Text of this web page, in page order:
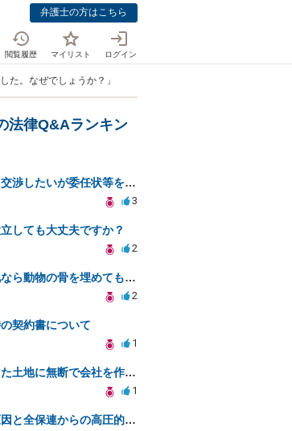
弁護士の方はこちら
閲覧履歴 マイリスト ログイン
た。なぜでしょうか？」
法律Q&Aランキン
親に変わって交渉したいが委任状等を作って大丈夫ですか？
3
しても大丈夫ですか？
2
借りてる土地なら動物の骨を埋めても大丈夫ですか？
2
契約書について
1
住宅用で貸した土地に無断で会社を作られた。
1
家賃滞納の原因と全保連からの高圧的対応への対策は？